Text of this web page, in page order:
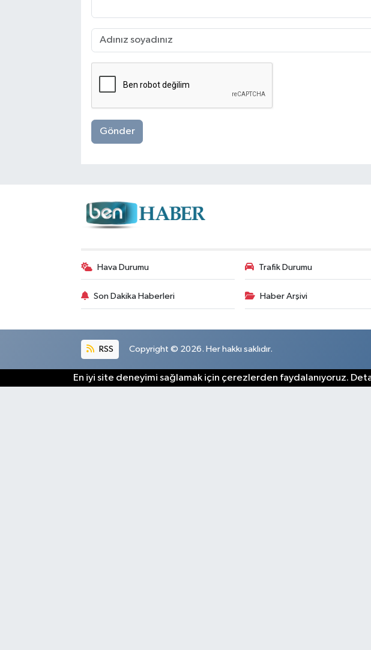
Gönder
Hava Durumu Trafik Durumu
Son Dakika Haberleri Haber Arşivi
RSS Copyright © 2026. Her hakkı saklıdır.
En iyi site deneyimi sağlamak için çerezlerden faydalanıyoruz.